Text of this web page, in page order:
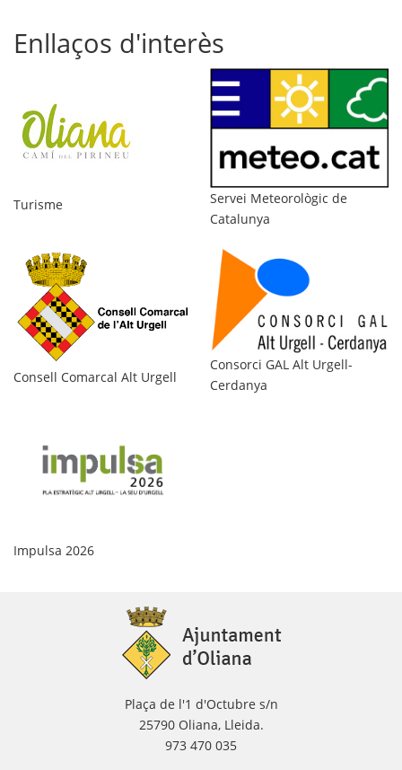
Enllaços d'interès
Turisme
Servei Meteorològic de
Catalunya
Consell Comarcal Alt Urgell
Consorci GAL Alt Urgell-
Cerdanya
Impulsa 2026
Plaça de l'1 d'Octubre s/n
25790 Oliana, Lleida.
973 470 035